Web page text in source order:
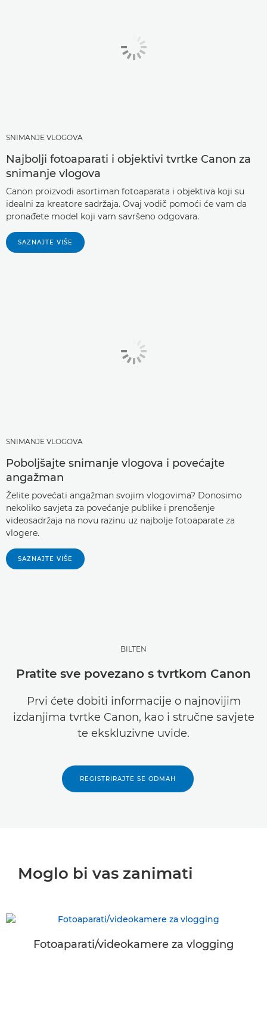
SNIMANJE VLOGOVA
Najbolji fotoaparati i objektivi tvrtke Canon za
snimanje vlogova
Canon proizvodi asortiman fotoaparata i objektiva koji su
idealni za kreatore sadržaja. Ovaj vodič pomoći će vam da
pronađete model koji vam savršeno odgovara.
SAZNAJTE VIŠE
SNIMANJE VLOGOVA
Poboljšajte snimanje vlogova i povećajte
angažman
Želite povećati angažman svojim vlogovima? Donosimo
nekoliko savjeta za povećanje publike i prenošenje
videosadržaja na novu razinu uz najbolje fotoaparate za
vlogere.
SAZNAJTE VIŠE
BILTEN
Pratite sve povezano s tvrtkom Canon
Prvi ćete dobiti informacije o najnovijim
izdanjima tvrtke Canon, kao i stručne savjete
te ekskluzivne uvide.
REGISTRIRAJTE SE ODMAH
Moglo bi vas zanimati
Fotoaparati/videokamere za vlogging